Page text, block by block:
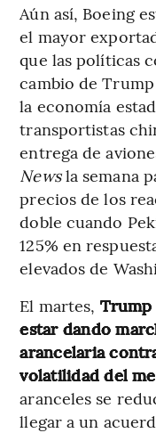
Aún así, Boeing
el mayor
que las políticas
cambio de
la economía
transportistas
entrega de
Newsla semana
precios de los
doble cuando
125% en
elevados de
El martes, Trump
estar dando
arancelaria
volatilidad del
aranceles se
llegar a un